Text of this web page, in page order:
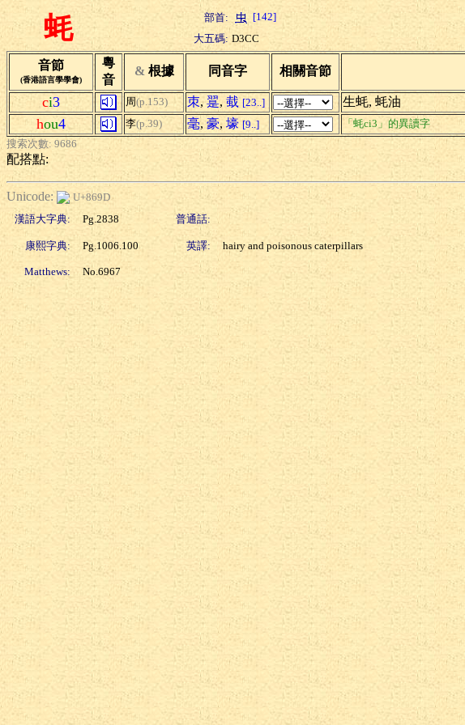
蚝 部首: [142]
大五碼: D3CC
音節
(香港語言學學會)
粵
音
& 根據 同音字 相關音節
ci3 周(p.153) 朿, 翨, 蛓 [23..] 生蚝, 蚝油
hou4 李(p.39) 毫, 豪, 壕 [9..]
「蚝ci3」的異讀字
搜索次數: 9686
配搭點:
Unicode:
U+869D
漢語大字典:
Pg.2838 普通話:
康熙字典: Pg.1006.100 英譯: hairy and poisonous caterpillars
Matthews: No.6967